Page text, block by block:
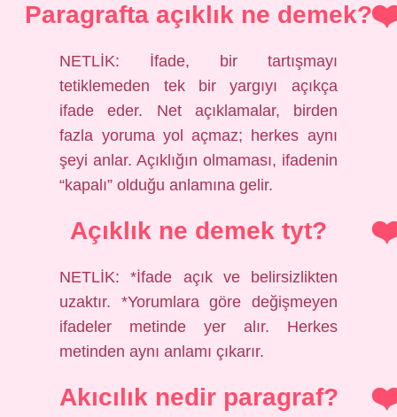
Paragrafta açıklık ne demek?
NETLİK: İfade, bir tartışmayı
tetiklemeden tek bir yargıyı açıkça
ifade eder. Net açıklamalar, birden
fazla yoruma yol açmaz; herkes aynı
şeyi anlar. Açıklığın olmaması, ifadenin
“kapalı” olduğu anlamına gelir.
Açıklık ne demek tyt?
NETLİK: *İfade açık ve belirsizlikten
uzaktır. *Yorumlara göre değişmeyen
ifadeler metinde yer alır. Herkes
metinden aynı anlamı çıkarır.
Akıcılık nedir paragraf?